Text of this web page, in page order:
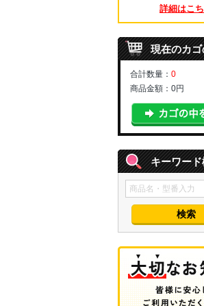
詳細はこ
現在のカ
合計数量： 0
商品金額： 0円
キーワー